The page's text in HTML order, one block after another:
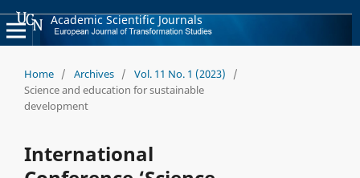
Academic Scientific Journals
Home / Archives / Vol. 11 No. 1 (2023)
/
Science and education for sustainable
development
International